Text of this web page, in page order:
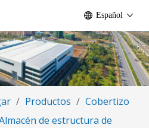
Español
/ Productos / Cobertizo
de estructura de